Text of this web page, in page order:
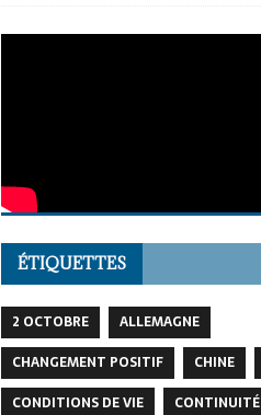
ÉTIQUETTES
2 OCTOBRE
ALLEMAGNE
CHANGEMENT POSITIF
CHINE
CONDITIONS DE VIE
CONTINUITÉ